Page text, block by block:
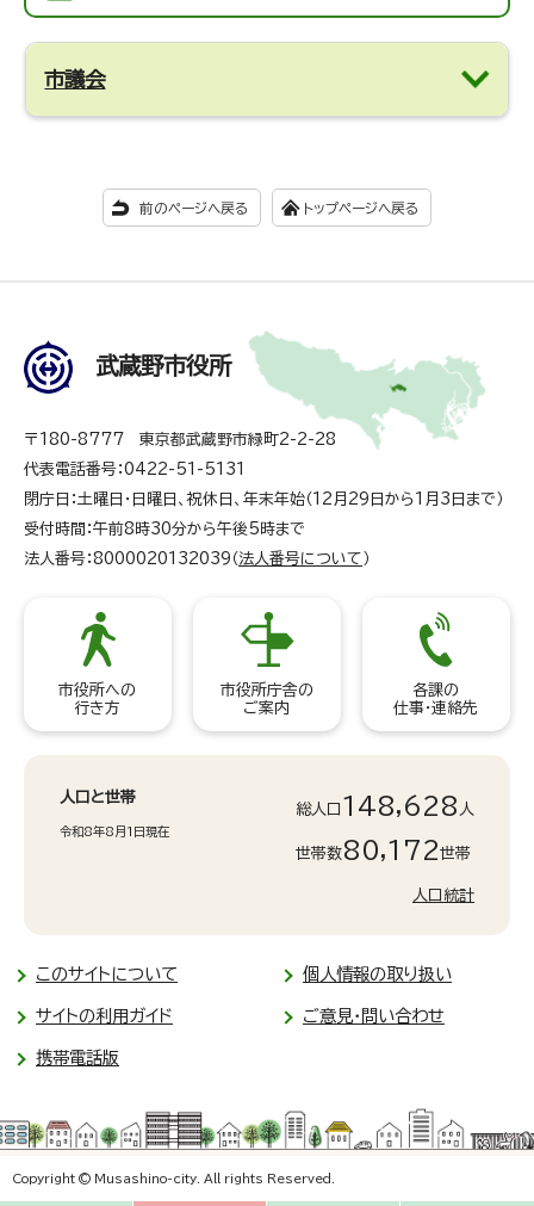
市議会
前のページへ戻る トップページへ戻る
武蔵野市役所
〒180-8777 東京都武蔵野市緑町2-2-28
代表電話番号：0422-51-5131
閉庁日：土曜日・日曜日、祝休日、年末年始（12月29日から1月3日まで）
受付時間：午前8時30分から午後5時まで
法人番号：8000020132039（ 法人番号について ）
市役所への
行き方
市役所庁舎の
ご案内
各課の
仕事・連絡先
人口と世帯
令和8年8月1日現在
総人口 148,628 人
世帯数80,172世帯
人口統計
このサイトについて 個人情報の取り扱い
サイトの利用ガイド ご意見・問い合わせ
携帯電話版
Copyright © Musashino-city. All rights Reserved.